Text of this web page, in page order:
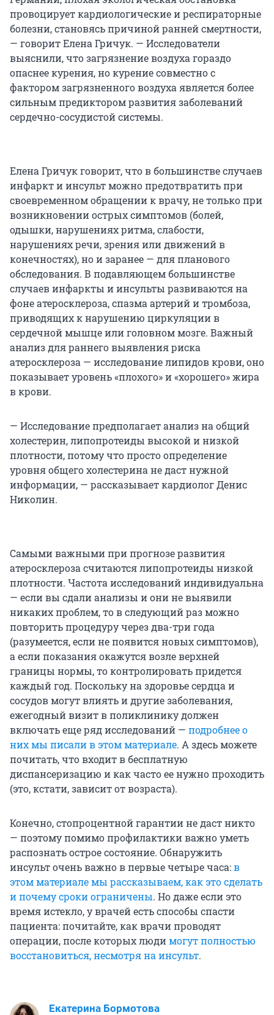
провоцирует кардиологические и респираторные
болезни, становясь причиной ранней смертности,
— говорит Елена Гричук. — Исследователи
выяснили, что загрязнение воздуха гораздо
опаснее курения, но курение совместно с
фактором загрязненного воздуха является более
сильным предиктором развития заболеваний
сердечно-сосудистой системы.
Елена Гричук говорит, что в большинстве случаев
инфаркт и инсульт можно предотвратить при
своевременном обращении к врачу, не только при
возникновении острых симптомов (болей,
одышки, нарушениях ритма, слабости,
нарушениях речи, зрения или движений в
конечностях), но и заранее — для планового
обследования. В подавляющем большинстве
случаев инфаркты и инсульты развиваются на
фоне атеросклероза, спазма артерий и тромбоза,
приводящих к нарушению циркуляции в
сердечной мышце или головном мозге. Важный
анализ для раннего выявления риска
атеросклероза — исследование липидов крови, оно
показывает уровень «плохого» и «хорошего» жира
в крови.
— Исследование предполагает анализ на общий
холестерин, липопротеиды высокой и низкой
плотности, потому что просто определение
уровня общего холестерина не даст нужной
информации, — рассказывает кардиолог Денис
Николин.
Самыми важными при прогнозе развития
атеросклероза считаются липопротеиды низкой
плотности. Частота исследований индивидуальна
— если вы сдали анализы и они не выявили
никаких проблем, то в следующий раз можно
повторить процедуру через два-три года
(разумеется, если не появится новых симптомов),
а если показания окажутся возле верхней
границы нормы, то контролировать придется
каждый год. Поскольку на здоровье сердца и
сосудов могут влиять и другие заболевания,
ежегодный визит в поликлинику должен
включать еще ряд исследований — подробнее о
них мы писали в этом материале. А здесь можете
почитать, что входит в бесплатную
диспансеризацию и как часто ее нужно проходить
(это, кстати, зависит от возраста).
Конечно, стопроцентной гарантии не даст никто
— поэтому помимо профилактики важно уметь
распознать острое состояние. Обнаружить
инсульт очень важно в первые четыре часа:в
этом материале мы рассказываем, как это сделать
и почему сроки ограничены. Но даже если это
время истекло, у врачей есть способы спасти
пациента: почитайте, как врачи проводят
операции, после которых людимогут полностью
восстановиться, несмотря на инсульт.
Екатерина Бормотова